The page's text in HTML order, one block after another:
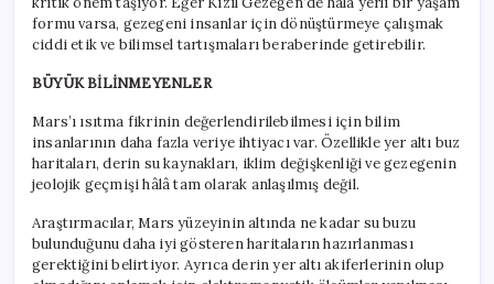
formu varsa, gezegeni insanlar için dönüştürmeye çalışmak
ciddi etik ve bilimsel tartışmaları beraberinde getirebilir.
BÜYÜK BİLİNMEYENLER
Mars’ı ısıtma fikrinin değerlendirilebilmesi için bilim
insanlarının daha fazla veriye ihtiyacı var. Özellikle yer altı buz
haritaları, derin su kaynakları, iklim değişkenliği ve gezegenin
jeolojik geçmişi hâlâ tam olarak anlaşılmış değil.
Araştırmacılar, Mars yüzeyinin altında ne kadar su buzu
bulunduğunu daha iyi gösteren haritaların hazırlanması
gerektiğini belirtiyor. Ayrıca derin yer altı akiferlerinin olup